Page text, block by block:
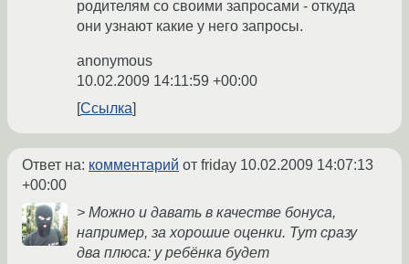
родителям со своими запросами - откуда
они узнают какие у него запросы.
anonymous
10.02.2009 14:11:59 +00:00
Ссылка
Ответ на: комментарий от friday 10.02.2009 14:07:13
+00:00
> Можно и давать в качестве бонуса,
например, за хорошие оценки. Тут сразу
два плюса: у ребёнка будет